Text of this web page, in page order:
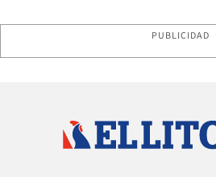
PUBLICIDAD